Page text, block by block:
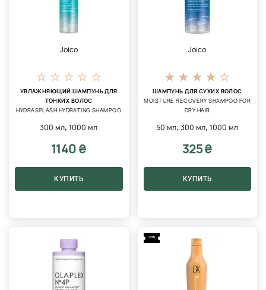
Joico
УВЛАЖНЯЮЩИЙ ШАМПУНЬ ДЛЯ
ТОНКИХ ВОЛОС
HYDRASPLASH HYDRATING SHAMPOO
300 мл,1000 мл
1140 ₴
КУПИТЬ
Joico
ШАМПУНЬ ДЛЯ СУХИХ ВОЛОС
MOISTURE RECOVERY SHAMPOO FOR
DRY HAIR
50 мл,300 мл,1000 мл
325 ₴
КУПИТЬ
-20%